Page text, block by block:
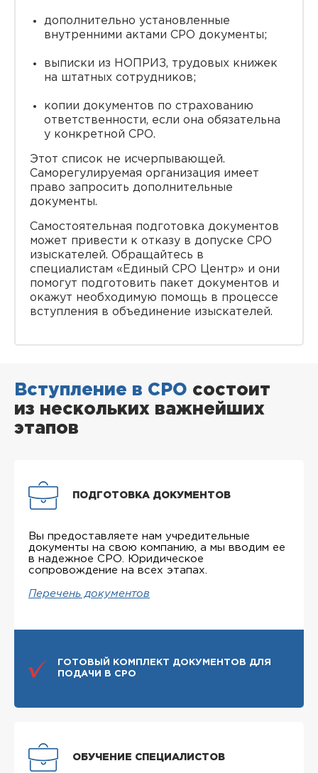
дополнительно установленные
внутренними актами СРО документы;
выписки из НОПРИЗ, трудовых книжек
на штатных сотрудников;
копии документов по страхованию
ответственности, если она обязательна
у конкретной СРО.
Этот список не исчерпывающей.
Саморегулируемая организация имеет
право запросить дополнительные
документы.
Самостоятельная подготовка документов
может привести к отказу в допуске СРО
изыскателей. Обращайтесь в
специалистам «Единый СРО Центр» и они
помогут подготовить пакет документов и
окажут необходимую помощь в процессе
вступления в объединение изыскателей.
Вступление в СРО состоит
из нескольких важнейших
этапов
ПОДГОТОВКА ДОКУМЕНТОВ
Вы предоставляете нам учредительные
документы на свою компанию, а мы вводим ее
в надежное СРО. Юридическое
сопровождение на всех этапах.
Перечень документов
ГОТОВЫЙ КОМПЛЕКТ ДОКУМЕНТОВ ДЛЯ
ПОДАЧИ В СРО
ОБУЧЕНИЕ СПЕЦИАЛИСТОВ